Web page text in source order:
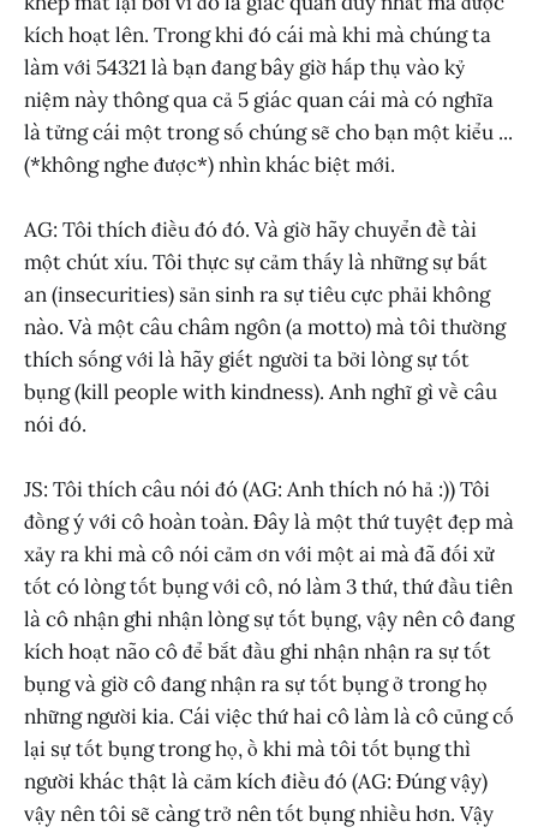
kích hoạt lên. Trong khi đó cái mà khi mà chúng ta
làm với 54321 là bạn đang bây giờ hấp thụ vào kỷ
niệm này thông qua cả 5 giác quan cái mà có nghĩa
là tửng cái một trong số chúng sẽ cho bạn một kiểu ...
(*không nghe được*) nhìn khác biệt mới.
AG: Tôi thích điều đó đó. Và giờ hãy chuyển đề tài
một chút xíu. Tôi thực sự cảm thấy là những sự bất
an (insecurities) sản sinh ra sự tiêu cực phải không
nào. Và một câu châm ngôn (a motto) mà tôi thường
thích sống với là hãy giết người ta bởi lòng sự tốt
bụng (kill people with kindness). Anh nghĩ gì về câu
nói đó.
JS: Tôi thích câu nói đó (AG: Anh thích nó hả :)) Tôi
đồng ý với cô hoàn toàn. Đây là một thứ tuyệt đẹp mà
xảy ra khi mà cô nói cảm ơn với một ai mà đã đối xử
tốt có lòng tốt bụng với cô, nó làm 3 thứ, thứ đầu tiên
là cô nhận ghi nhận lòng sự tốt bụng, vậy nên cô đang
kích hoạt não cô để bắt đầu ghi nhận nhận ra sự tốt
bụng và giờ cô đang nhận ra sự tốt bụng ở trong họ
những người kia. Cái việc thứ hai cô làm là cô củng cố
lại sự tốt bụng trong họ, ồ khi mà tôi tốt bụng thì
người khác thật là cảm kích điều đó (AG: Đúng vậy)
vậy nên tôi sẽ càng trở nên tốt bụng nhiều hơn. Vậy